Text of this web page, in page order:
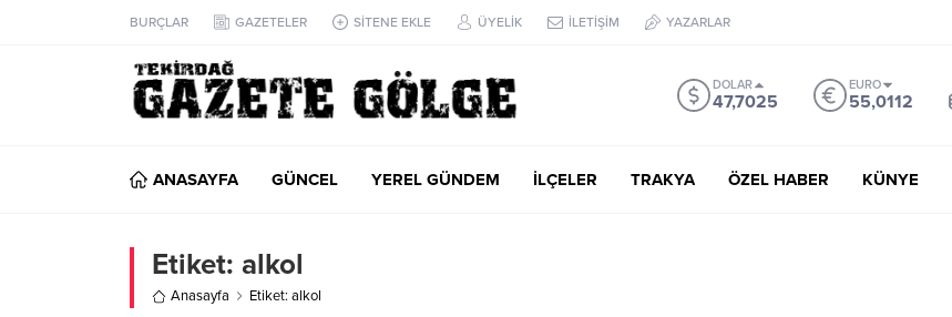
BURÇLAR GAZETELER SİTENE EKLE ÜYELİK İLETİŞİM YAZARLAR
DOLAR
47,7025
EURO
55,0112
ANASAYFA GÜNCEL YEREL GÜNDEM İLÇELER TRAKYA ÖZEL HABER KÜNYE
Etiket: alkol
Anasayfa Etiket: alkol